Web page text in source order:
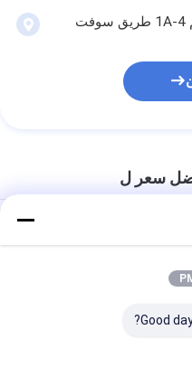
غرفة سوفت فيو سنتر A-705 ، رقم 1A-4 طريق سوفت
سعر ل
Good